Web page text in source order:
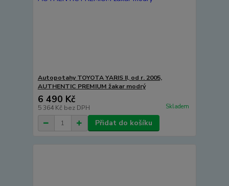
Autopotahy TOYOTA YARIS II, od r. 2005,
AUTHENTIC PREMIUM žakar modrý
6 490 Kč
5 364 Kč bez DPH Skladem
Přidat do košíku